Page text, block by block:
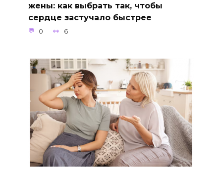
жены: как выбрать так, чтобы
сердце застучало быстрее
0 6